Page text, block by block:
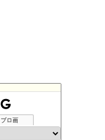
ブロ画